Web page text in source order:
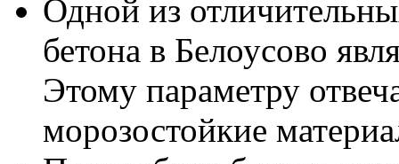
Одной из
бетона в Белоусово
Этому параметру
морозостойкие